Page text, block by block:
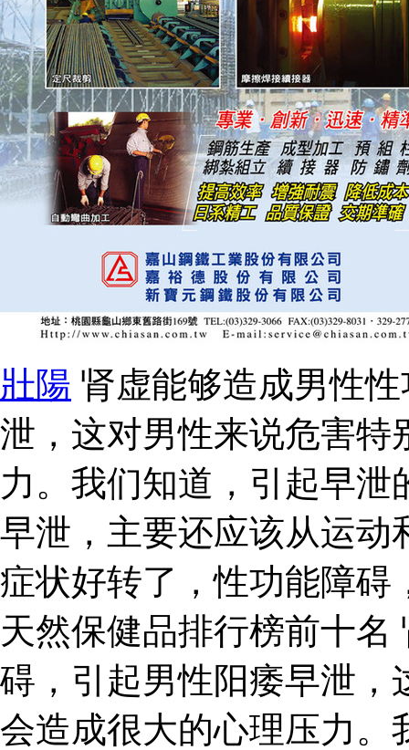
壯陽 肾虚能够造成男性
泄，这对男性来说危害特
力。我们知道，引起早
早泄，主要还应该从运动
症状好转了，性功能障碍
天然保健品排行榜前十
碍，引起男性阳痿早泄，
会造成很大的心理压力。